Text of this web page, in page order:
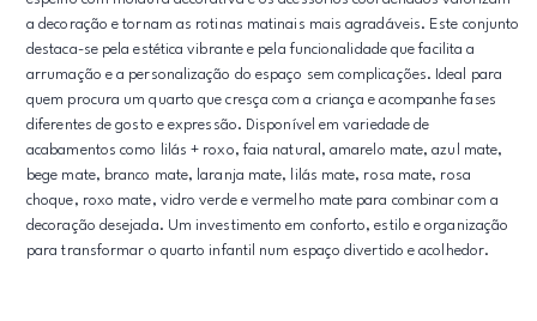
a decoração e tornam as rotinas matinais mais agradáveis. Este conjunto
destaca-se pela estética vibrante e pela funcionalidade que facilita a
arrumação e a personalização do espaço sem complicações. Ideal para
quem procura um quarto que cresça com a criança e acompanhe fases
diferentes de gosto e expressão. Disponível em variedade de
acabamentos como lilás + roxo, faia natural, amarelo mate, azul mate,
bege mate, branco mate, laranja mate, lilás mate, rosa mate, rosa
choque, roxo mate, vidro verde e vermelho mate para combinar com a
decoração desejada. Um investimento em conforto, estilo e organização
para transformar o quarto infantil num espaço divertido e acolhedor.